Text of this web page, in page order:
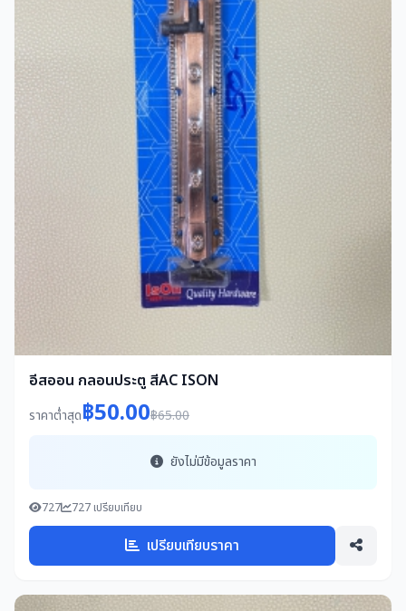
อีสออน กลอนประตู สีAC ISON
ราคาต่ำสุด฿50.00฿65.00
ยังไม่มีข้อมูลราคา
727 727 เปรียบเทียบ
เปรียบเทียบราคา